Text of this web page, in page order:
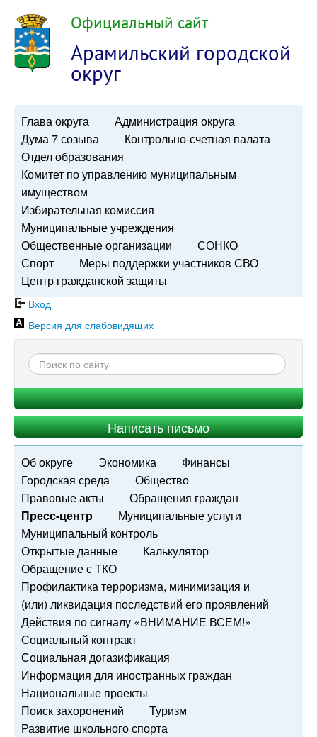
Официальный сайт
Арамильский городской
округ
Глава округа
Администрация округа
Дума 7 созыва
Контрольно-счетная палата
Отдел образования
Комитет по управлению муниципальным
имуществом
Избирательная комиссия
Муниципальные учреждения
Общественные организации
СОНКО
Спорт
Меры поддержки участников СВО
Центр гражданской защиты
Вход
Версия для слабовидящих
Написать письмо
Об округе Экономика
Финансы
Городская среда
Общество
Правовые акты
Обращения граждан
Пресс-центр
Муниципальные услуги
Муниципальный контроль
Открытые данные
Калькулятор
Обращение с ТКО
Профилактика терроризма, минимизация и
(или) ликвидация последствий его проявлений
Действия по сигналу «ВНИМАНИЕ ВСЕМ!»
Социальный контракт
Социальная догазификация
Информация для иностранных граждан
Национальные проекты
Поиск захоронений
Туризм
Развитие школьного спорта